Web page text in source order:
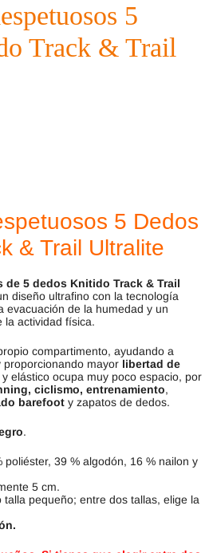
5
Track & Trail
5 Dedos
& Trail Ultralite
5 dedos Knitido Track & Trail
diseño ultrafino con la tecnología
evacuación de la humedad y un
la actividad física.
compartimento, ayudando a
proporcionando mayor libertad de
elástico ocupa muy poco espacio, por
ciclismo, entrenamiento,
barefoot y zapatos de dedos.
.
poliéster, 39 % algodón, 16 % nailon y
5 cm.
talla pequeño; entre dos tallas, elige la